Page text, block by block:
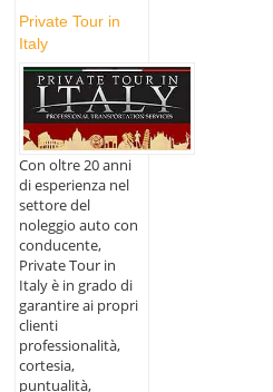
Private Tour in
Italy
Con oltre 20 anni
di esperienza nel
settore del
noleggio auto con
conducente,
Private Tour in
Italy è in grado di
garantire ai propri
clienti
professionalità,
cortesia,
puntualità,